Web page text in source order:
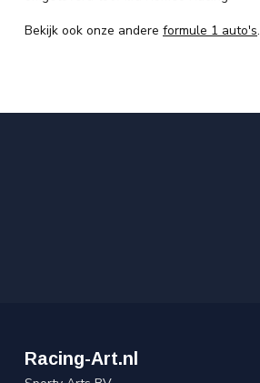
Bekijk ook onze andere formule 1 auto's.
Racing-Art.nl